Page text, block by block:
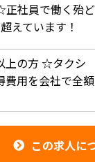
社員で働く殆ど
えています！
上の方☆タクシ
費用を会社で全額
この求人に